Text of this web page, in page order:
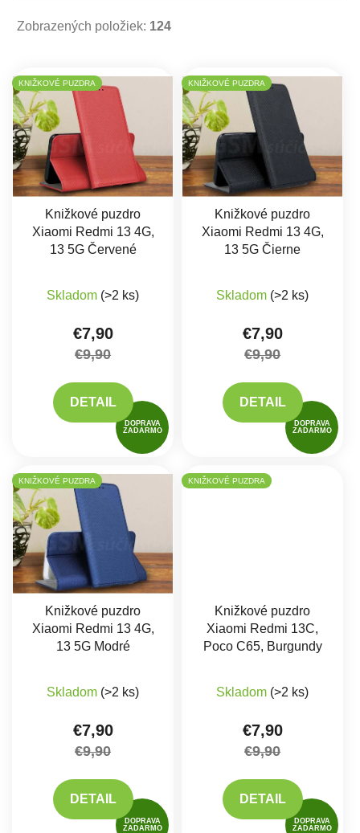
Zobrazených položiek: 124
Výpis produktov
KNIŽKOVÉ PUZDRA
DOPRAVA
ZADARMO
Knižkové puzdro
Xiaomi Redmi 13 4G,
13 5G Červené
Skladom (>2 ks)
€7,90
€9,90
DETAIL
KNIŽKOVÉ PUZDRA
DOPRAVA
ZADARMO
Knižkové puzdro
Xiaomi Redmi 13 4G,
13 5G Čierne
Skladom (>2 ks)
€7,90
€9,90
DETAIL
KNIŽKOVÉ PUZDRA
DOPRAVA
ZADARMO
Knižkové puzdro
Xiaomi Redmi 13 4G,
13 5G Modré
Skladom (>2 ks)
€7,90
€9,90
DETAIL
KNIŽKOVÉ PUZDRA
DOPRAVA
ZADARMO
Knižkové puzdro
Xiaomi Redmi 13C,
Poco C65, Burgundy
Skladom (>2 ks)
€7,90
€9,90
DETAIL